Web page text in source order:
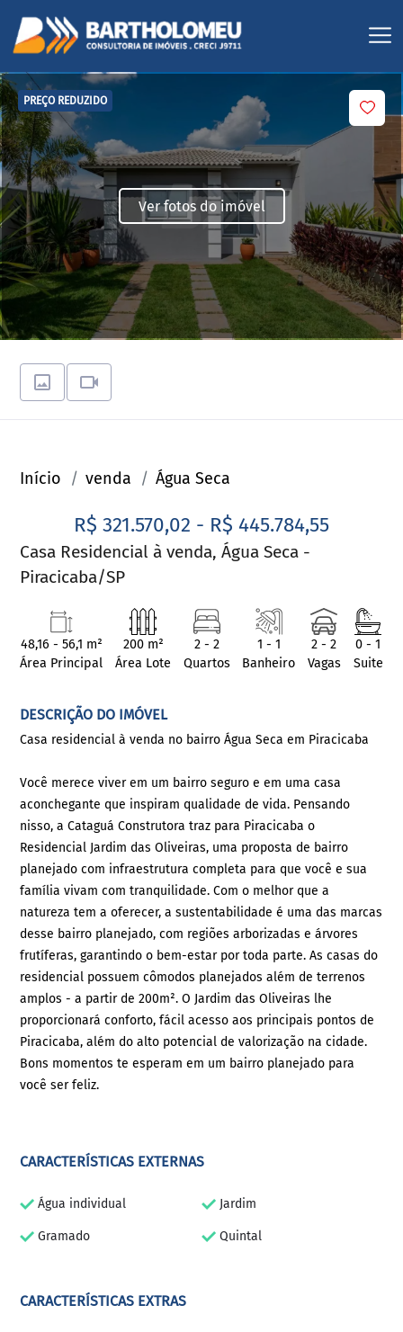
PREÇO REDUZIDO
Ver fotos do imóvel
Início venda Água Seca
R$ 321.570,02 - R$ 445.784,55
Casa Residencial à venda, Água Seca -
Piracicaba/SP
48,16 - 56,1 m²
Área Principal
200 m²
Área Lote
2 - 2
Quartos
1 - 1
Banheiro
2 - 2
Vagas
0 - 1
Suite
DESCRIÇÃO DO IMÓVEL
Casa residencial à venda no bairro Água Seca em Piracicaba
Você merece viver em um bairro seguro e em uma casa
aconchegante que inspiram qualidade de vida. Pensando
nisso, a Cataguá Construtora traz para Piracicaba o
Residencial Jardim das Oliveiras, uma proposta de bairro
planejado com infraestrutura completa para que você e sua
família vivam com tranquilidade. Com o melhor que a
natureza tem a oferecer, a sustentabilidade é uma das marcas
desse bairro planejado, com regiões arborizadas e árvores
frutíferas, garantindo o bem-estar por toda parte. As casas do
residencial possuem cômodos planejados além de terrenos
amplos - a partir de 200m². O Jardim das Oliveiras lhe
proporcionará conforto, fácil acesso aos principais pontos de
Piracicaba, além do alto potencial de valorização na cidade.
Bons momentos te esperam em um bairro planejado para
você ser feliz.
CARACTERÍSTICAS EXTERNAS
Água individual Jardim
Gramado Quintal
CARACTERÍSTICAS EXTRAS